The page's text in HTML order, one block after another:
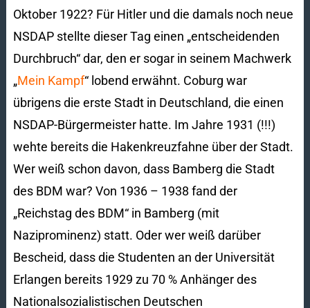
Oktober 1922? Für Hitler und die damals noch neue
NSDAP stellte dieser Tag einen „entscheidenden
Durchbruch“ dar, den er sogar in seinem Machwerk
„Mein Kampf“ lobend erwähnt. Coburg war
übrigens die erste Stadt in Deutschland, die einen
NSDAP-Bürgermeister hatte. Im Jahre 1931 (!!!)
wehte bereits die Hakenkreuzfahne über der Stadt.
Wer weiß schon davon, dass Bamberg die Stadt
des BDM war? Von 1936 – 1938 fand der
„Reichstag des BDM“ in Bamberg (mit
Naziprominenz) statt. Oder wer weiß darüber
Bescheid, dass die Studenten an der Universität
Erlangen bereits 1929 zu 70 % Anhänger des
Nationalsozialistischen Deutschen